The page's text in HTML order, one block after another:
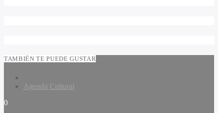
TAMBIÉN TE PUEDE GUSTAR
Agenda Cultural
0